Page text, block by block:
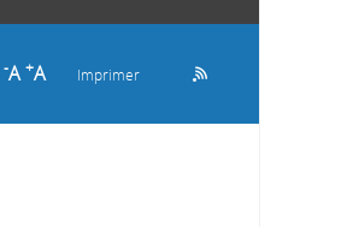
-A +A Imprimer